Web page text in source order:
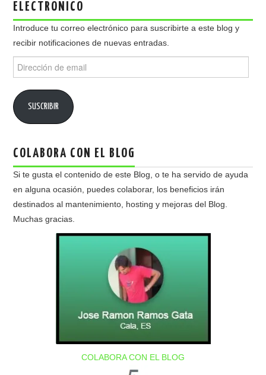
ELECTRÓNICO
Introduce tu correo electrónico para suscribirte a este blog y
recibir notificaciones de nuevas entradas.
Dirección
de
SUSCRIBIR
COLABORA CON EL BLOG
Si te gusta el contenido de este Blog, o te ha servido de ayuda
en alguna ocasión, puedes colaborar, los beneficios irán
destinados al mantenimiento, hosting y mejoras del Blog.
Muchas gracias.
COLABORA CON EL BLOG